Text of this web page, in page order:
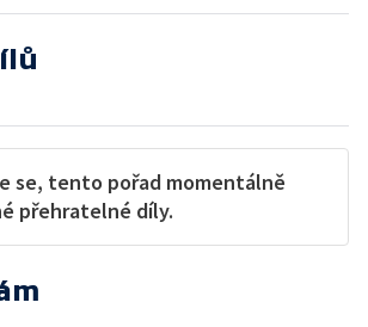
se, tento pořad momentálně
přehratelné díly.